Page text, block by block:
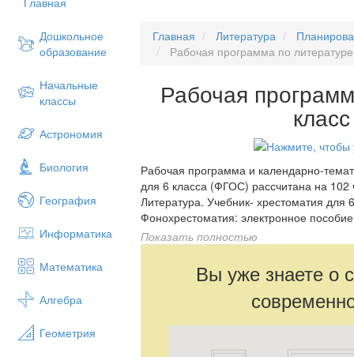
Дошкольное
образование
Начальные
классы
Астрономия
Биология
География
Информатика
Математика
Алгебра
Геометрия
Главная Литература
Рабочая программа по
Рабочая
Рабочая программа и календарно-
для 6 класса (ФГОС) рассчитана на
Литература. Учебник- хрестоматия
Фонохрестоматия: электронное
Включает: пояснительную записку
тематический план, содержание тем
подготовки учащихся за курс
учебно-методического обеспечения,
Показать полностью
Вы уже знаете о